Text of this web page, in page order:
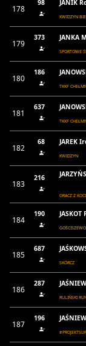
178
98 JANIK
KWIDZYN
179
373 JANKA
SPORTOWE
180
186
TKKF
181
637
TKKF
182
68 JAREK
KWIDZYN
183
216
ORACZ Z
184
190
GOŚCISZEWO
185
687
SKÓRCZ
186
287
RULIŃSKI
187
196